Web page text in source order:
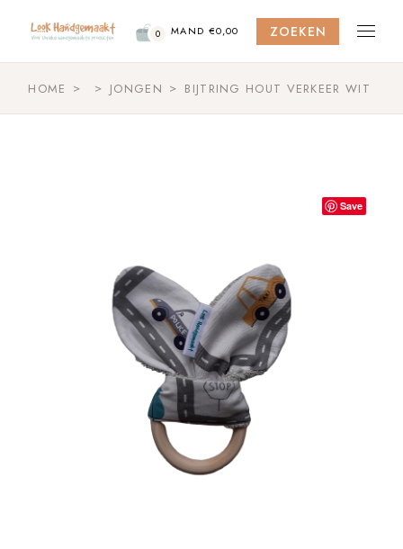
content
0 MAND €0,00 ZOEKEN
HOME JONGEN BIJTRING HOUT VERKEER WIT
Save